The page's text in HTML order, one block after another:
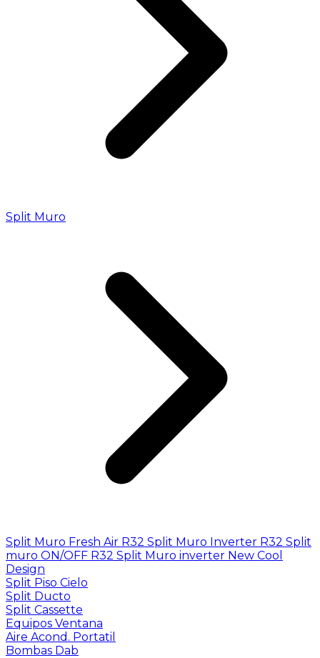
Split Muro
Split Muro Fresh Air R32 Split Muro Inverter R32 Split
muro ON/OFF R32 Split Muro inverter New Cool
Design
Split Piso Cielo
Split Ducto
Split Cassette
Equipos Ventana
Aire Acond. Portatil
Bombas Dab